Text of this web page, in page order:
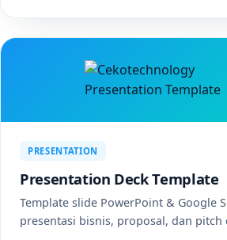
PRESENTATION
Presentation Deck Template
Template slide PowerPoint & Google
presentasi bisnis, proposal, dan pitch